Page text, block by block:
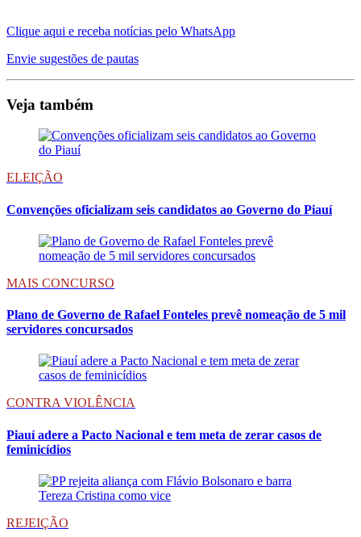
Clique aqui e receba notícias pelo WhatsApp
Envie sugestões de pautas
Veja também
ELEIÇÃO
Convenções oficializam seis candidatos ao Governo do Piauí
MAIS CONCURSO
Plano de Governo de Rafael Fonteles prevê nomeação de 5 mil
servidores concursados
CONTRA VIOLÊNCIA
Piauí adere a Pacto Nacional e tem meta de zerar casos de
feminicídios
REJEIÇÃO